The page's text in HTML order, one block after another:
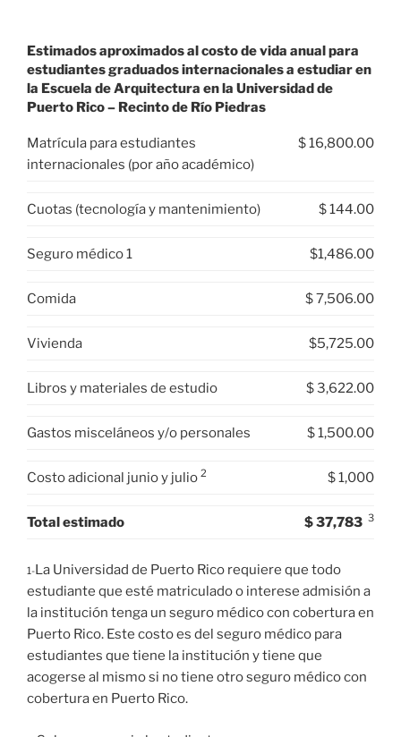
Estimados aproximados al costo de vida anual para
estudiantes graduados internacionales a estudiar en
la Escuela de Arquitectura en la Universidad de
Puerto Rico – Recinto de Río Piedras
Matrícula para estudiantes
internacionales (por año académico)
$ 16,800.00
Cuotas (tecnología y mantenimiento) $ 144.00
Seguro médico 1 $1,486.00
Comida $ 7,506.00
Vivienda $5,725.00
Libros y materiales de estudio $ 3,622.00
Gastos misceláneos y/o personales $ 1,500.00
Costo adicional junio y julio 2 $ 1,000
Total estimado $ 37,783 3
1-La Universidad de Puerto Rico requiere que todo
estudiante que esté matriculado o interese admisión a
la institución tenga un seguro médico con cobertura en
Puerto Rico. Este costo es del seguro médico para
estudiantes que tiene la institución y tiene que
acogerse al mismo si no tiene otro seguro médico con
cobertura en Puerto Rico.